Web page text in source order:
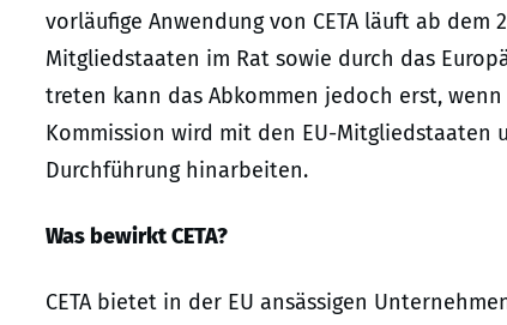
vorläufige Anwendung von CETA läuft ab dem
Mitgliedstaaten im Rat sowie durch das
treten kann das Abkommen jedoch erst,
Kommission wird mit den EU-Mitgliedstaaten
Durchführung hinarbeiten.
Was bewirkt CETA?
CETA bietet in der EU ansässigen